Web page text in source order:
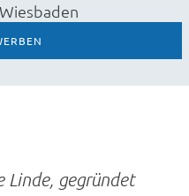
Wiesbaden
Linde, gegründet